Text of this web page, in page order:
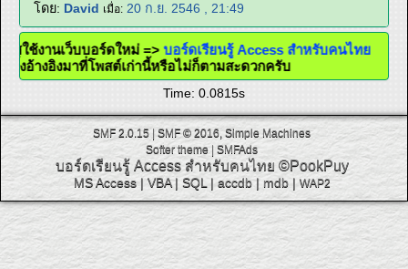
โดย: David เมื่อ: 20 ก.ย. 2546 , 21:49
กาศใช้งานเว็บบอร์ดใหม่ =>บอร์ดเรียนรู้ Access สำหรับคนไทย
ส่ลิ้งอ้างอิงมาที่โพสต์เก่านี้หรือไม่ก็ตามสะดวกครับ
Time: 0.0815s
SMF 2.0.15 SMF © 2016 Simple Machines
Softer theme
SMFAds
บอร์ดเรียนรู้ Access สำหรับคนไทย ©PookPuy
MS Access| VBA| SQL |accdb| mdb|WAP2